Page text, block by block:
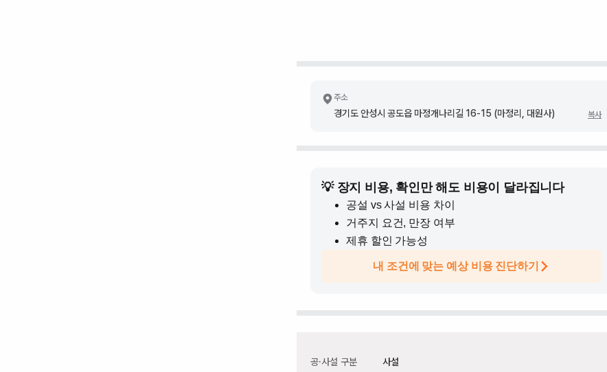
주소
경기도 안성시 공도읍 마정개나리길 16-15 (마정리, 대원사) 복사
💡 장지 비용, 확인만 해도 비용이 달라집니다
공설 vs 사설 비용 차이
거주지 요건, 만장 여부
제휴 할인 가능성
내 조건에 맞는 예상 비용 진단하기
공·사설 구분
사설